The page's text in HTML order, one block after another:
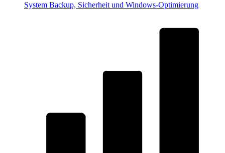
System Backup, Sicherheit und Windows-Optimierung